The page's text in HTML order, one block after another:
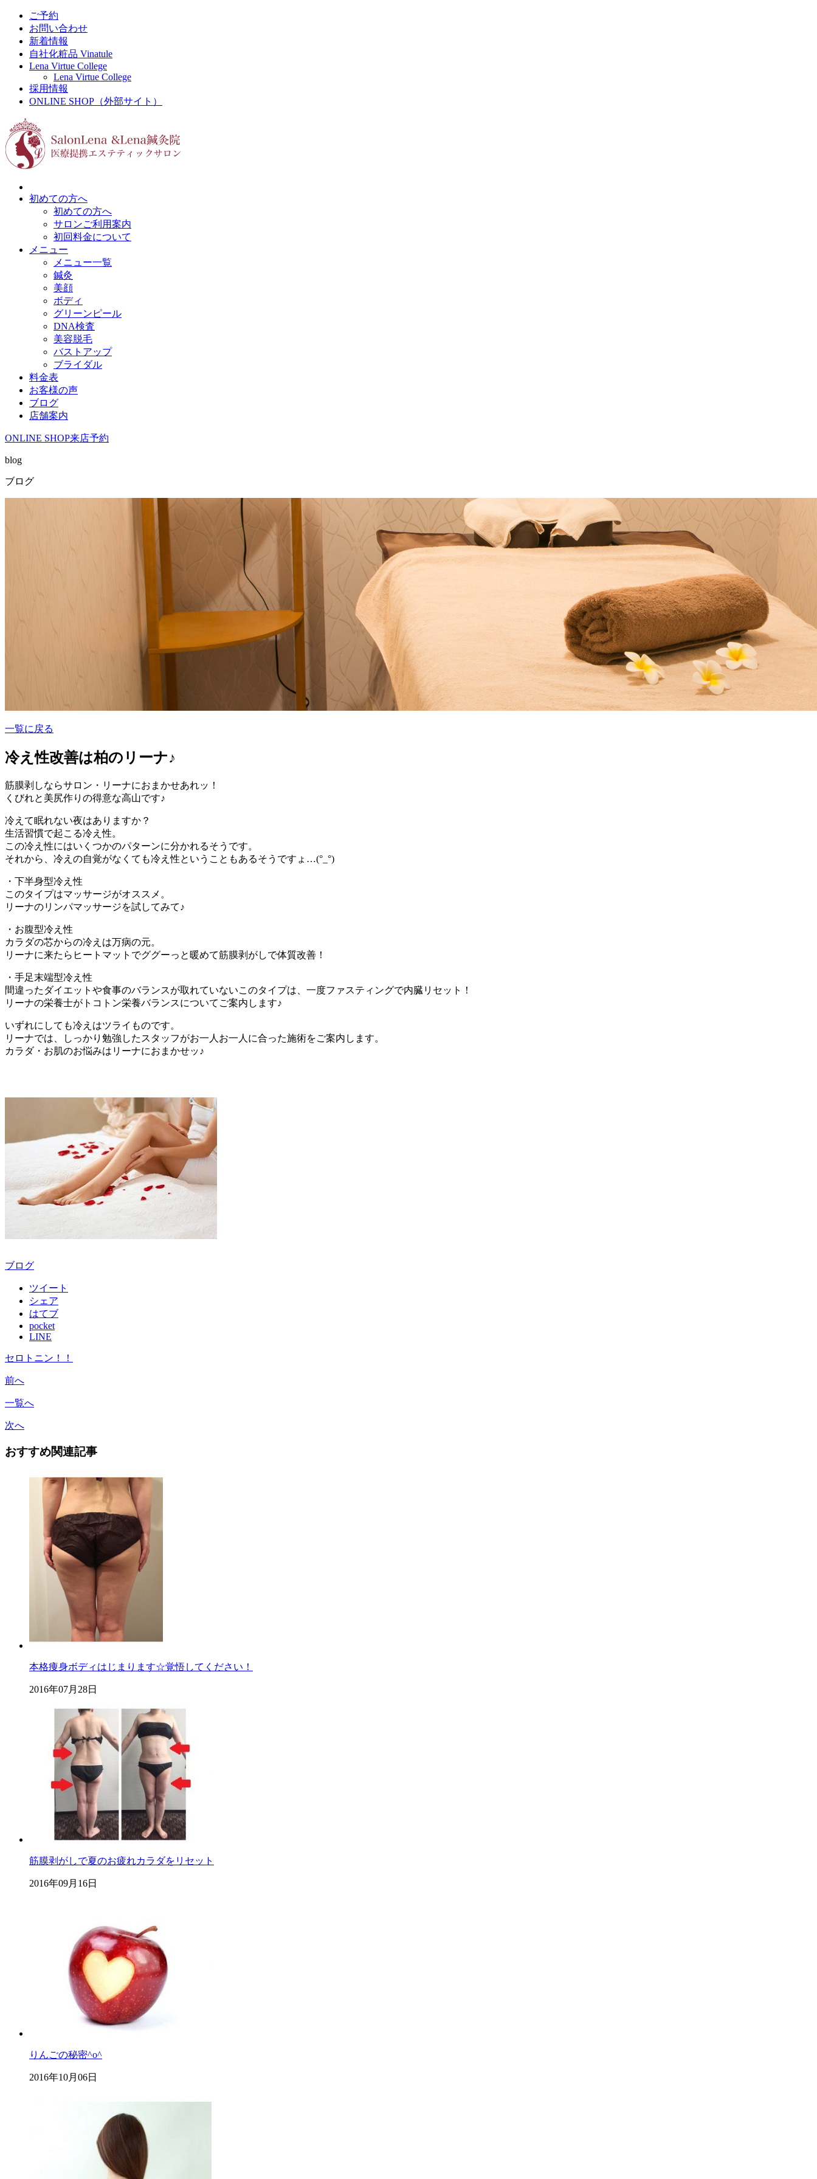
ご予約
お問い合わせ
新着情報
自社化粧品 Vinatule
Lena Virtue College
Lena Virtue College
採用情報
ONLINE SHOP（外部サイト）
初めての方へ
初めての方へ
サロンご利用案内
初回料金について
メニュー
メニュー一覧
鍼灸
美顔
ボディ
グリーンピール
DNA検査
美容脱毛
バストアップ
ブライダル
料金表
お客様の声
ブログ
店舗案内
ONLINE SHOP来店予約
blog
ブログ
一覧に戻る
冷え性改善は柏のリーナ♪
筋膜剥しならサロン・リーナにおまかせあれッ！
くびれと美尻作りの得意な高山です♪
冷えて眠れない夜はありますか？
生活習慣で起こる冷え性。
この冷え性にはいくつかのパターンに分かれるそうです。
それから、冷えの自覚がなくても冷え性ということもあるそうですょ…(°_°)
・下半身型冷え性
このタイプはマッサージがオススメ。
リーナのリンパマッサージを試してみて♪
・お腹型冷え性
カラダの芯からの冷えは万病の元。
リーナに来たらヒートマットでググーっと暖めて筋膜剥がしで体質改善！
・手足末端型冷え性
間違ったダイエットや食事のバランスが取れていないこのタイプは、一度ファスティングで内臓リセット！
リーナの栄養士がトコトン栄養バランスについてご案内します♪
いずれにしても冷えはツライものです。
リーナでは、しっかり勉強したスタッフがお一人お一人に合った施術をご案内します。
カラダ・お肌のお悩みはリーナにおまかせッ♪
ブログ
ツイート
シェア
はてブ
pocket
LINE
セロトニン！！
前へ
一覧へ
次へ
おすすめ関連記事
本格痩身ボディはじまります☆覚悟してください！
2016年07月28日
筋膜剥がしで夏のお疲れカラダをリセット
2016年09月16日
りんごの秘密^o^
2016年10月06日